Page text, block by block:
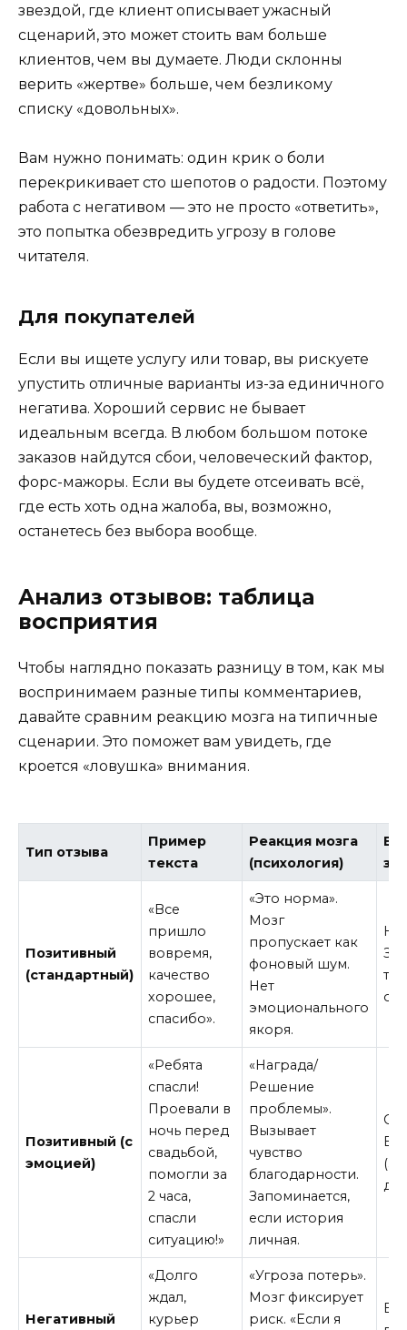
звездой, где клиент описывает ужасный
сценарий, это может стоить вам больше
клиентов, чем вы думаете. Люди склонны
верить «жертве» больше, чем безликому
списку «довольных».
Вам нужно понимать: один крик о боли
перекрикивает сто шепотов о радости. Поэтому
работа с негативом — это не просто «ответить»,
это попытка обезвредить угрозу в голове
читателя.
Для покупателей
Если вы ищете услугу или товар, вы рискуете
упустить отличные варианты из-за единичного
негатива. Хороший сервис не бывает
идеальным всегда. В любом большом потоке
заказов найдутся сбои, человеческий фактор,
форс-мажоры. Если вы будете отсеивать всё,
где есть хоть одна жалоба, вы, возможно,
останетесь без выбора вообще.
Анализ отзывов: таблица
восприятия
Чтобы наглядно показать разницу в том, как мы
воспринимаем разные типы комментариев,
давайте сравним реакцию мозга на типичные
сценарии. Это поможет вам увидеть, где
кроется «ловушка» внимания.
Тип отзыва
Пример
текста
Реакция мозга
(психология)
Позитивный
(стандартный)
«Все
пришло
вовремя,
качество
хорошее,
спасибо».
«Это норма».
Мозг
пропускает как
фоновый шум.
Нет
эмоционального
якоря.
Позитивный (с
эмоцией)
«Ребята
спасли!
Проевали в
ночь перед
свадьбой,
помогли за
2 часа,
спасли
ситуацию!»
«Награда/
Решение
проблемы».
Вызывает
чувство
благодарности.
Запоминается,
если история
личная.
Негативный
«Долго
ждал,
курьер
«Угроза потерь».
Мозг фиксирует
риск. «Если я